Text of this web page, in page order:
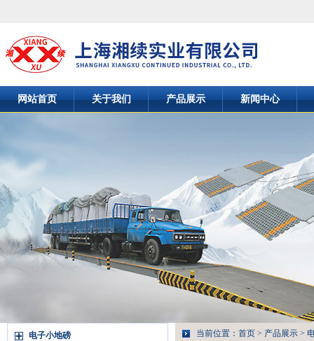
网站首页 关于我们 产品展示 新闻中心
电子小地磅 当前位置： 首页 > 产品展示 >